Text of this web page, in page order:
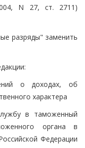
N 27, ст. 2711)
разряды" заменить
о доходах, об
характера
в таможенный
органа в
Федерации